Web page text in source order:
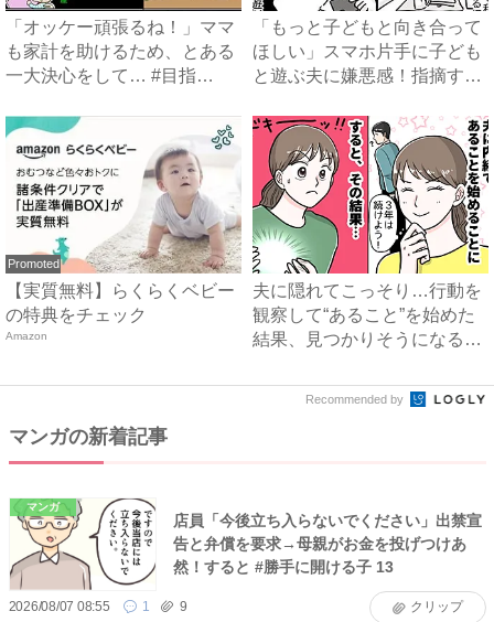
「オッケー頑張るね！」ママ
も家計を助けるため、とある
一大決心をして… #目指
「もっと子どもと向き合って
ほしい」スマホ片手に子ども
と遊ぶ夫に嫌悪感！指摘する
Promoted
【実質無料】らくらくベビー
の特典をチェック
Amazon
夫に隠れてこっそり…行動を
観察して“あること”を始めた
結果、見つかりそうになる
Recommended by
マンガの新着記事
マンガ
店員「今後立ち入らないでください」出禁宣
告と弁償を要求→母親がお金を投げつけあ
然！すると #勝手に開ける子 13
2026/08/07 08:55 1 9 クリップ